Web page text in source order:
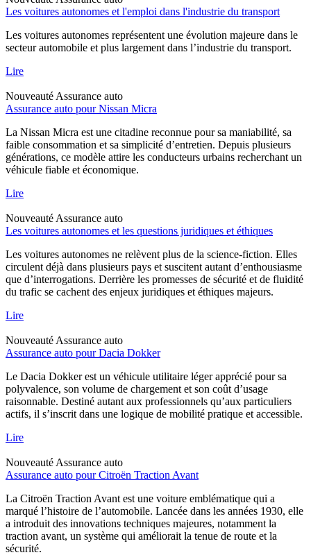
Les voitures autonomes et l'emploi dans l'industrie du transport
Les voitures autonomes représentent une évolution majeure dans le
secteur automobile et plus largement dans l’industrie du transport.
Lire
Nouveauté Assurance auto
Assurance auto pour Nissan Micra
La Nissan Micra est une citadine reconnue pour sa maniabilité, sa
faible consommation et sa simplicité d’entretien. Depuis plusieurs
générations, ce modèle attire les conducteurs urbains recherchant un
véhicule fiable et économique.
Lire
Nouveauté Assurance auto
Les voitures autonomes et les questions juridiques et éthiques
Les voitures autonomes ne relèvent plus de la science-fiction. Elles
circulent déjà dans plusieurs pays et suscitent autant d’enthousiasme
que d’interrogations. Derrière les promesses de sécurité et de fluidité
du trafic se cachent des enjeux juridiques et éthiques majeurs.
Lire
Nouveauté Assurance auto
Assurance auto pour Dacia Dokker
Le Dacia Dokker est un véhicule utilitaire léger apprécié pour sa
polyvalence, son volume de chargement et son coût d’usage
raisonnable. Destiné autant aux professionnels qu’aux particuliers
actifs, il s’inscrit dans une logique de mobilité pratique et accessible.
Lire
Nouveauté Assurance auto
Assurance auto pour Citroën Traction Avant
La Citroën Traction Avant est une voiture emblématique qui a
marqué l’histoire de l’automobile. Lancée dans les années 1930, elle
a introduit des innovations techniques majeures, notamment la
traction avant, un système qui améliorait la tenue de route et la
sécurité.